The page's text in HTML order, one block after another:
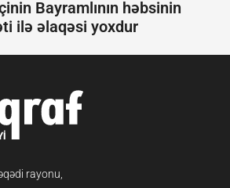
Bayramlının həbsinin
ilə əlaqəsi yoxdur
rayonu,